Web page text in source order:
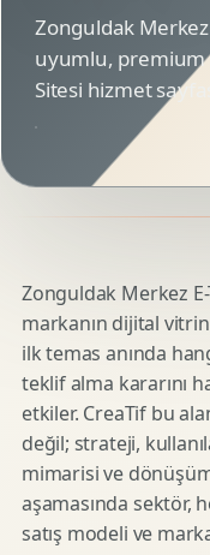
Zonguldak Merkez
uyumlu, premium
Sitesi hizmet
Zonguldak Merkez E-
markanın dijital
ilk temas anında
teklif alma kararını
etkiler. CreaTif bu
değil; strateji,
mimarisi ve
aşamasında sektör,
satış modeli ve